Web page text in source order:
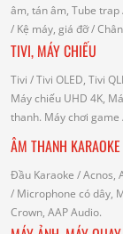
âm, tán âm, Tube trap
/ Kệ máy, giá đỡ/
TIVI, MÁY CHIẾU
Tivi / Tivi OLED, Tivi
Máy chiếu UHD 4K,
thanh. Máy chơi game
ÂM THANH KARAOKE
Đầu Karaoke / Acnos,
/ Microphone có dây,
Crown, AAP Audio.